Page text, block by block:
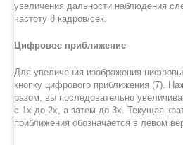
увеличения дальности наблюдения
частоту 8 кадров/сек.
Цифровое приближение
Для увеличения изображения
кнопку цифрового приближения (7).
разом, вы последовательно
с 1х до 2х, а затем до 3х. Текущая
приближения обозначается в левом